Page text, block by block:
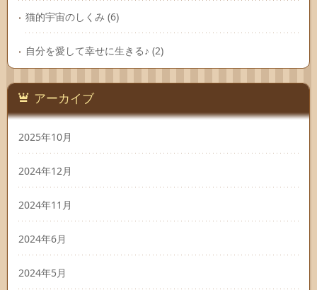
猫的宇宙のしくみ (6)
自分を愛して幸せに生きる♪ (2)
アーカイブ
2025年10月
2024年12月
2024年11月
2024年6月
2024年5月